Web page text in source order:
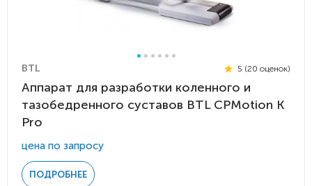
BTL 5 (20 оценок)
Аппарат для разработки коленного и
тазобедренного суставов BTL CPMotion K
Pro
цена по запросу
ПОДРОБНЕЕ